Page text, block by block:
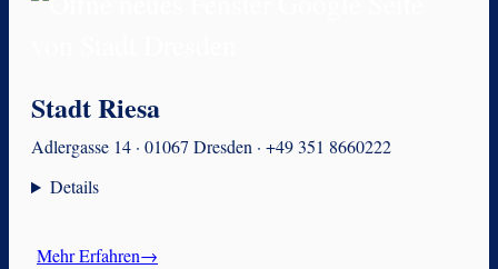
Stadt Riesa
Adlergasse 14 · 01067 Dresden · +49 351 8660222
Details
Mehr Erfahren→